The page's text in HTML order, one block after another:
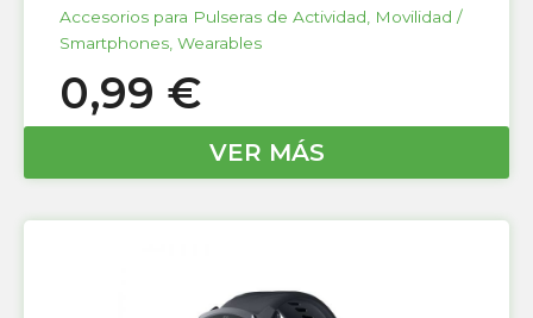
Accesorios para Pulseras de Actividad
Movilidad /
Smartphones Wearables
0,99 €
VER MÁS